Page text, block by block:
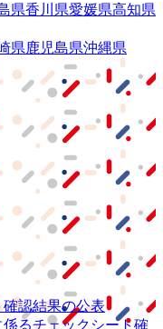
県香川県愛媛県高知県
県鹿児島県沖縄県
認結果の公表
るチェックシート確